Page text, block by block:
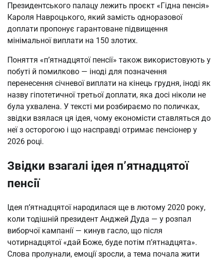
Президентського палацу лежить проєкт «Гідна пенсія»
Кароля Навроцького, який замість одноразової
доплати пропонує гарантоване підвищення
мінімальної виплати на 150 злотих.
Поняття «п’ятнадцятої пенсії» також використовують у
побуті й помилково — іноді для позначення
перенесення січневої виплати на кінець грудня, іноді як
назву гіпотетичної третьої доплати, яка досі ніколи не
була ухвалена. У тексті ми розбираємо по поличках,
звідки взялася ця ідея, чому економісти ставляться до
неї з осторогою і що насправді отримає пенсіонер у
2026 році.
Звідки взагалі ідея п’ятнадцятої
пенсії
Ідея п’ятнадцятої народилася ще в лютому 2020 року,
коли тодішній президент Анджей Дуда — у розпал
виборчої кампанії — кинув гасло, що після
чотирнадцятої «дай Боже, буде потім п’ятнадцята».
Слова пролунали, емоції зросли, а тема почала жити